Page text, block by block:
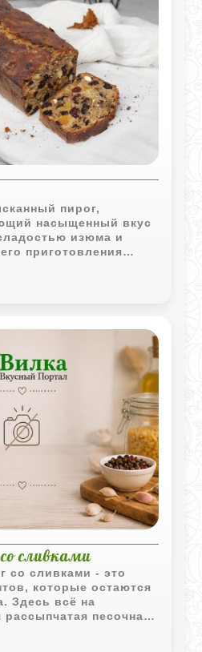
пирог,
насыщенный вкус
изюма и
приготовления
вариантом для
сливками
со сливками - это
которые остаются
Здесь всё на
рассыпчатая песочная
почти муссовая
яркая кислинка